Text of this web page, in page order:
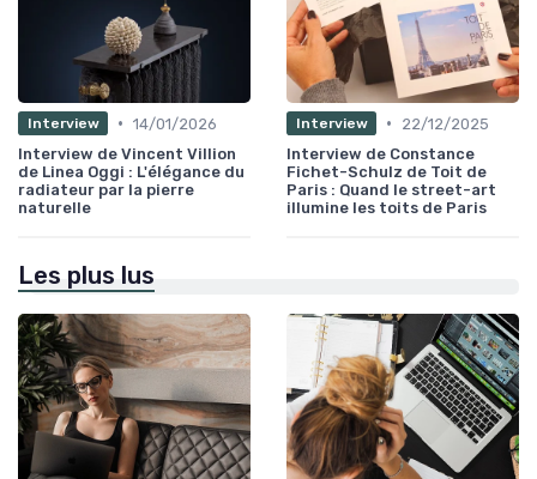
Interview • 14/01/2026
Interview de Vincent Villion
de Linea Oggi : L'élégance du
radiateur par la pierre
naturelle
Interview •
22/12/2025
Interview de Constance
Fichet-Schulz de Toit de
Paris : Quand le street-art
illumine les toits de Paris
Les plus lus